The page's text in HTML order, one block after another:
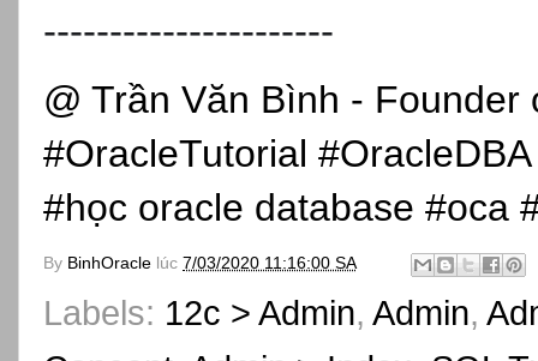
----------------------
@ Trần Văn Bình - Founder
#OracleTutorial
#học oracle database #oca
By BinhOracle lúc 7/03/2020 11:16:00 SA
Labels: 12c > Admin, Admin,